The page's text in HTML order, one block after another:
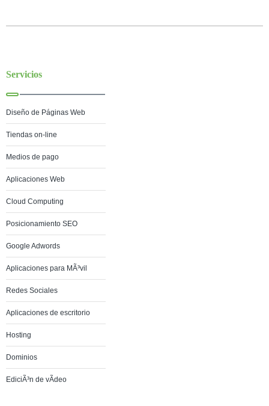
Servicios
Diseño de Páginas Web
Tiendas on-line
Medios de pago
Aplicaciones Web
Cloud Computing
Posicionamiento SEO
Google Adwords
Aplicaciones para MÃ³vil
Redes Sociales
Aplicaciones de escritorio
Hosting
Dominios
EdiciÃ³n de vÃ­deo